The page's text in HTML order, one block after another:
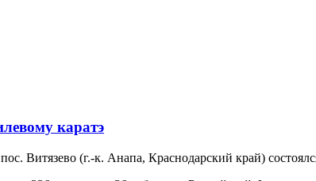
каратэ
Витязево (г.-к. Анапа, Краснодарский край)